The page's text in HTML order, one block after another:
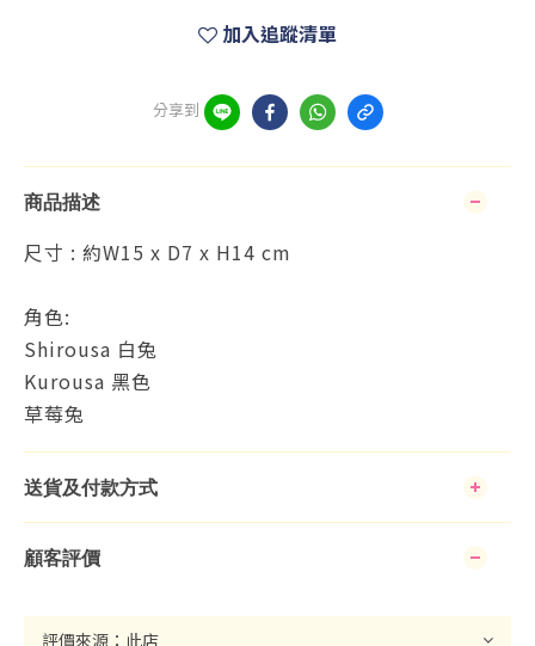
加入追蹤清單
分享到
商品描述
尺寸 : 約W15 x D7 x H14 cm
角色:
Shirousa 白兔
Kurousa 黑色
草莓兔
送貨及付款方式
顧客評價